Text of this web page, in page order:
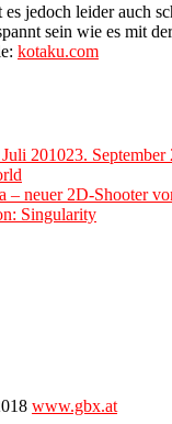
jedoch leider auch
sein wie es mit
kotaku.com
201023. September
– neuer 2D-Shooter
Singularity
www.gbx.at